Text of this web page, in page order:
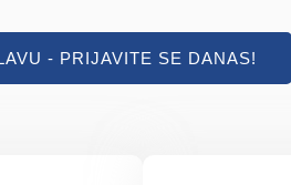
- PRIJAVITE SE DANAS!